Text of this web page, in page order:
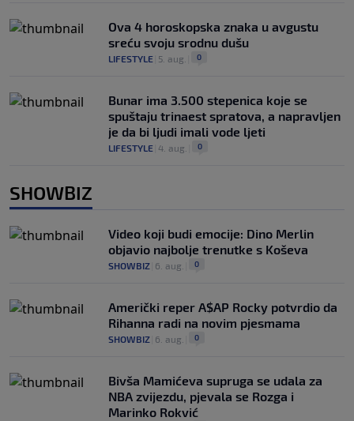
Ova 4 horoskopska znaka u avgustu
sreću svoju srodnu dušu
LIFESTYLE 5. aug. 0
Bunar imа 3.500 stepenica koje se
spuštaju trinaest spratova, a napravljen
je da bi ljudi imali vode ljeti
LIFESTYLE 4. aug. 0
SHOWBIZ
Video koji budi emocije: Dino Merlin
objavio najbolje trenutke s Koševa
SHOWBIZ 6. aug. 0
Američki reper A$AP Rocky potvrdio da
Rihanna radi na novim pjesmama
SHOWBIZ 6. aug. 0
Bivša Mamićeva supruga se udala za
NBA zvijezdu, pjevala se Rozga i
Marinko Rokvić